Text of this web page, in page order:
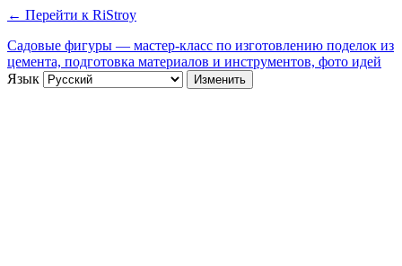
← Перейти к RiStroy
Садовые фигуры — мастер-класс по изготовлению поделок из
цемента, подготовка материалов и инструментов, фото идей
Язык